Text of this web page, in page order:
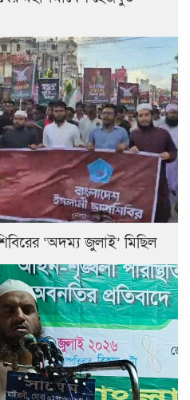
‘অদম্য জুলাই’ মিছিল